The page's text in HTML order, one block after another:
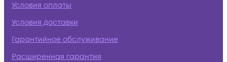
Условия оплаты
Условия доставки
Гарантийное обслуживание
Расширенная гарантия